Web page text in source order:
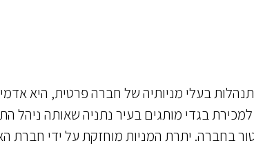
בעלי מניותיה של חברה פרטית, היא
בחברה. יתרת המניות מוחזקת על ידי חברת